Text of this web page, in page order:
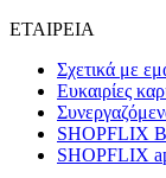
ΕΤΑΙΡΕΙΑ
Σχετικά με
Ευκαιρίες
SHOPFLIX
SHOPFLIX